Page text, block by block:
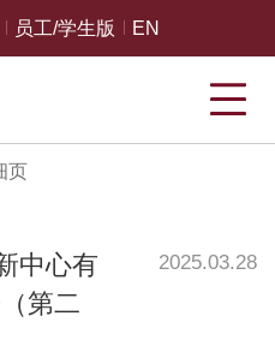
员工/学生版 EN
页
中心有
第二
2025.03.28